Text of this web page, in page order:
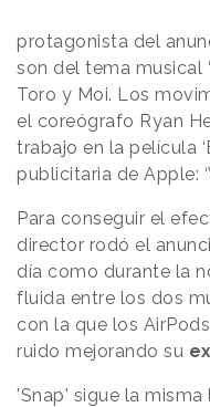
protagonista del
son del tema musical
Toro y Moi. Los
el coreógrafo Ryan
trabajo en la película
publicitaria de Apple:
Para conseguir el
director rodó el
día como durante la
fluida entre los dos
con la que los
ruido mejorando su
'Snap' sigue la